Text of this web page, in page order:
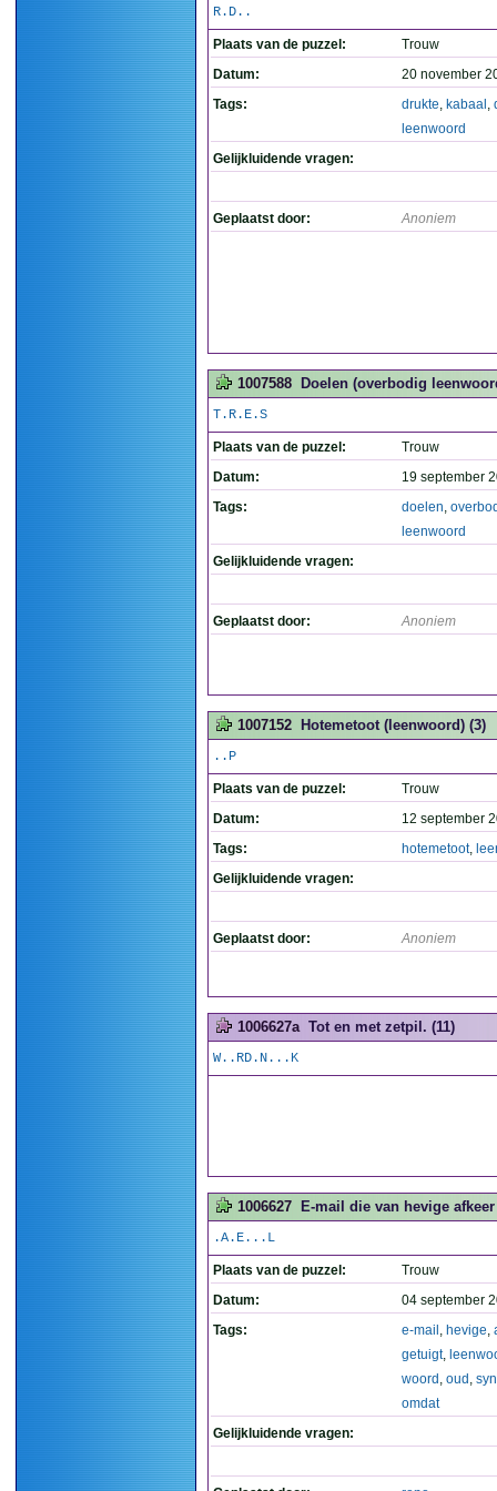
R.D..
Plaats van de puzzel:
Trouw
Datum:
20 november
Tags:
drukte, kabaal ,
leenwoord
Gelijkluidende vragen:
Geplaatst door: Anoniem
1007588 Doelen (overbodig
T.R.E.S
Plaats van de puzzel:
Trouw
Datum:
19 september
Tags:
doelen,
leenwoord
Gelijkluidende vragen:
Geplaatst door: Anoniem
1007152 Hotemetoot (leenwoord) (3)
..P
Plaats van de puzzel:
Trouw
Datum:
12 september
Tags:
hotemetoot,
Gelijkluidende vragen:
Geplaatst door: Anoniem
1006627a Tot en met zetpil. (11)
W..RD.N...K
1006627 E-mail die van hevige
.A.E...L
Plaats van de puzzel:
Trouw
Datum:
04 september
Tags:
e-mail , hevige,
getuigt,
woord , oud ,
omdat
Gelijkluidende vragen: